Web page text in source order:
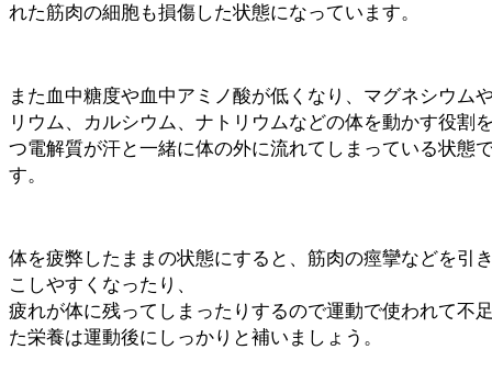
れた筋肉の細胞も損傷した状態になっています。
また血中糖度や血中アミノ酸が低くなり、マグネシウム
リウム、カルシウム、ナトリウムなどの体を動かす役割
つ電解質が汗と一緒に体の外に流れてしまっている状態
す。
体を疲弊したままの状態にすると、筋肉の痙攣などを引
こしやすくなったり、
疲れが体に残ってしまったりするので運動で使われて不
た栄養は運動後にしっかりと補いましょう。